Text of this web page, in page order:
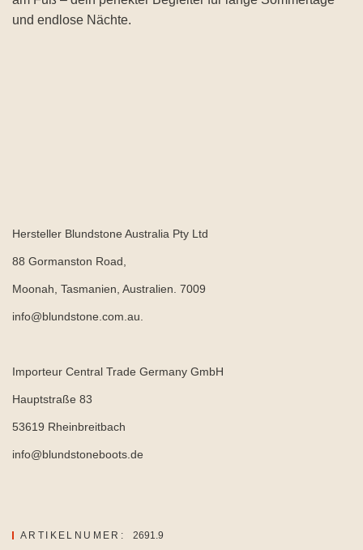
und endlose Nächte.
Hersteller Blundstone Australia Pty Ltd
88 Gormanston Road,
Moonah, Tasmanien, Australien. 7009
info@blundstone.com.au.
Importeur Central Trade Germany GmbH
Hauptstraße 83
53619 Rheinbreitbach
info@blundstoneboots.de
ARTIKELNUMER: 2691.9